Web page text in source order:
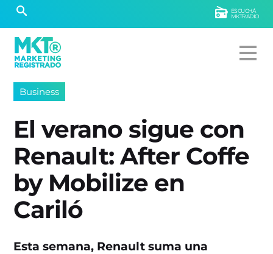
ESCUCHÁ
MKTRADIO
Business
El verano sigue con
Renault: After Coffe
by Mobilize en
Cariló
Esta semana, Renault suma una